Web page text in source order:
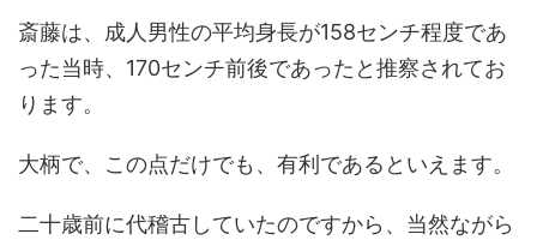
斎藤は、成人男性の平均身長が158センチ程度であ
った当時、170センチ前後であったと推察されてお
ります。
大柄で、この点だけでも、有利であるといえます。
二十歳前に代稽古していたのですから、当然ながら